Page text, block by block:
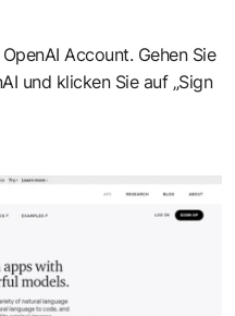
Account. Gehen Sie
und klicken Sie auf „Sign